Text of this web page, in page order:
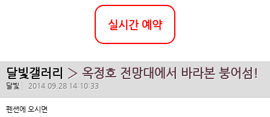
실시간 예약
달빛갤러리 › 옥정호 전망대에서 바라본 붕어섬!
달빛 2014.09.28 14:10:33
펜션에 오시면